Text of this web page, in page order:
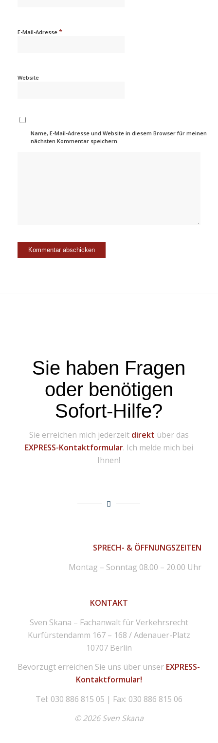
E-Mail-Adresse *
Website
Name, E-Mail-Adresse und Website in diesem Browser für meinen
nächsten Kommentar speichern.
Sie haben Fragen
oder benötigen
Sofort-Hilfe?
Sie erreichen mich jederzeit direkt über das
EXPRESS-Kontaktformular. Ich melde mich bei
Ihnen!
SPRECH- & ÖFFNUNGSZEITEN
Montag – Sonntag 08.00 – 20.00 Uhr
KONTAKT
Sven Skana – Fachanwalt für Verkehrsrecht
Kurfürstendamm 167 – 168 / Adenauer-Platz
10707 Berlin
Bevorzugt erreichen Sie uns über unser EXPRESS-
Kontaktformular!
Tel: 030 886 815 05 | Fax: 030 886 815 06
© 2026 Sven Skana